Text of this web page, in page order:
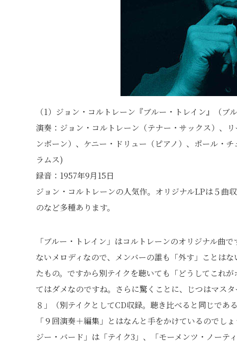
（1）ジョン・コルトレーン『ブルー・トレイン』（ブ
演奏：ジョン・コルトレーン（テナー・サックス）、
ンボーン）、ケニー・ドリュー（ピアノ）、ポール・
ラムス)
録音：1957年9月15日
ジョン・コルトレーンの人気作。オリジナルLPは５曲
のなど多種あります。
「ブルー・トレイン」はコルトレーンのオリジナル曲
ないメロディなので、メンバーの誰も「外す」ことは
たもの。ですから別テイクを聴いても「どうしてこれ
てはダメなのですね。さらに驚くことに、じつはマス
８」（別テイクとしてCD収録。聴き比べると同じであ
「９回演奏＋編集」とはなんと手をかけているのでし
ジー・バード」は「テイク3」、「モーメンツ・ノー